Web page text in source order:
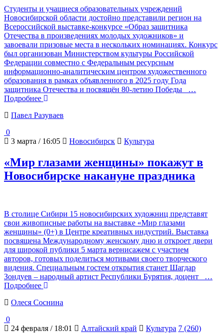
Студенты и учащиеся образовательных учреждений
Новосибирской области достойно представили регион на
Всероссийской выставке-конкурсе «Образ защитника
Отечества в произведениях молодых художников» и
завоевали призовые места в нескольких номинациях. Конкурс
был организован Министерством культуры Российской
Федерации совместно с Федеральным ресурсным
информационно-аналитическим центром художественного
образования в рамках объявленного в 2025 году Года
защитника Отечества и посвящён 80-летию Победы
…
Подробнее
Павел Разуваев
0
3 марта / 16:05
Новосибирск Культура
«Мир глазами женщины» покажут в
Новосибирске накануне праздника
В столице Сибири 15 новосибирских художниц представят
свои живописные работы на выставке «Мир глазами
женщины» (0+) в Центре креативных индустрий. Выставка
посвящена Международному женскому дню и откроет двери
для широкой публики 5 марта вернисажем с участием
авторов, готовых поделиться мотивами своего творческого
видения. Специальным гостем открытия станет Шагдар
Зондуев – народный артист Республики Бурятия, доцент
…
Подробнее
Олеся Соснина
0
24 февраля / 18:01
Алтайский край Культура 7 (260)